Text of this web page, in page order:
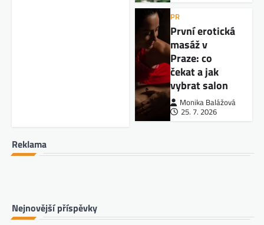
PR
První erotická
masáž v
Praze: co
čekat a jak
vybrat salon
Monika Balážová
25. 7. 2026
Reklama
Nejnovější příspěvky